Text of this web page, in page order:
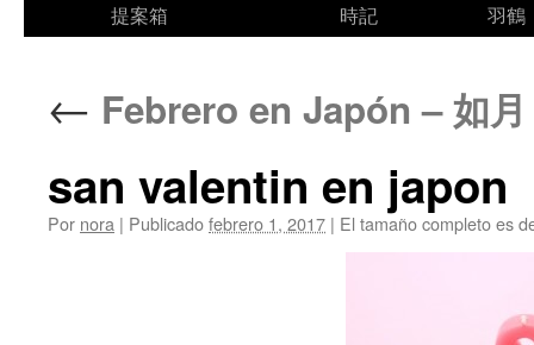
提案箱
時記
羽鶴
← Febrero en Japón – 如
san valentin en japon
Por nora | Publicadofebrero 1, 2017 | El tamaño completo es